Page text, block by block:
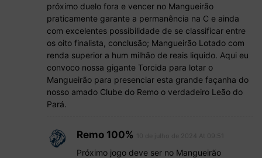
próximo duelo fora e vencer no Mangueirão
praticamente garante a permanência na C e ainda
com excelentes possibilidade de se classificar entre
os oito finalista, conclusão; Mangueirão Lotado com
renda superior a hum milhão de reais liquido. Aqui eu
convoco nossa gigante Torcida para lotar o
Mangueirão para presenciar esta grande façanha do
nosso amado Clube do Remo o verdadeiro Leão do
Pará.
Remo 100%
Próximo jogo deve ser no Mangueirão